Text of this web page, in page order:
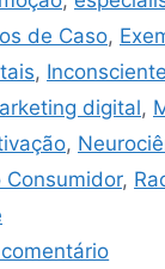
de Caso,
, Inconsciente
digital,
,
Consumidor,